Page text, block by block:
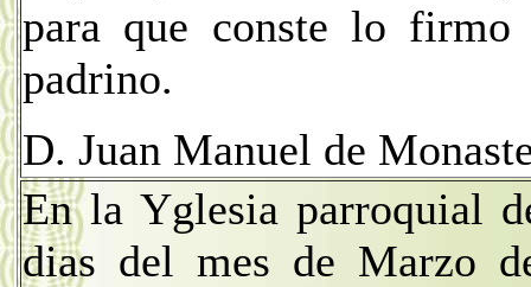
para que conste lo
padrino.
D. Juan Manuel de
En la Yglesia parroquial
dias del mes de Marzo